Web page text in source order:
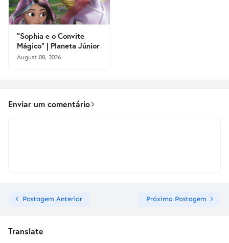
"Sophia e o Convite
Mágico" | Planeta Júnior
August 08, 2026
Enviar um comentário
Postagem Anterior Próxima Postagem
Translate